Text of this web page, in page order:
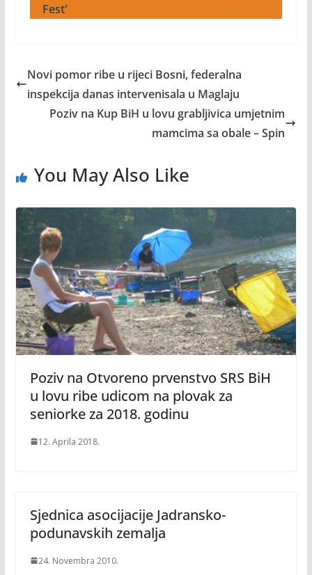
Fest'
Novi pomor ribe u rijeci Bosni, federalna
inspekcija danas intervenisala u Maglaju
Poziv na Kup BiH u lovu grabljivica umjetnim
mamcima sa obale – Spin
You May Also Like
Poziv na Otvoreno prvenstvo SRS BiH
u lovu ribe udicom na plovak za
seniorke za 2018. godinu
12. Aprila 2018.
Sjednica asocijacije Jadransko-
podunavskih zemalja
24. Novembra 2010.